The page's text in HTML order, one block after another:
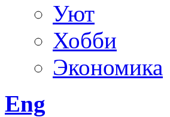
Уют
Хобби
Экономика
Eng